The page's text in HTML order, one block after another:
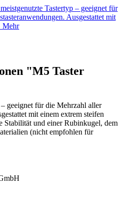
Tastertyp – geeignet für
Ausgestattet mit
Mehr
"M5 Taster
geeignet für die Mehrzahl aller
mit einem extrem steifen
Stabilität und einer Rubinkugel, dem
(nicht empfohlen für